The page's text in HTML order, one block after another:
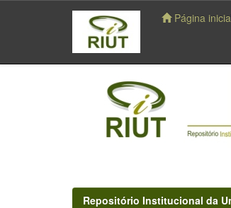
navigation
Página
Repositório Institucional da